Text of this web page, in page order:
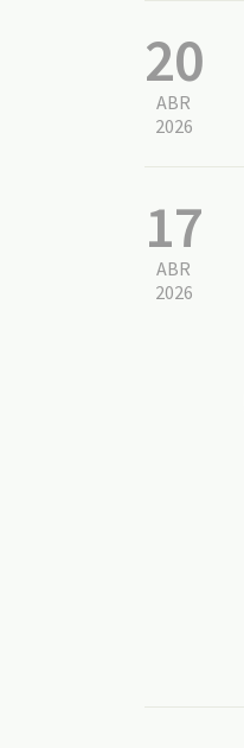
20
ABR
2026
17
ABR
2026